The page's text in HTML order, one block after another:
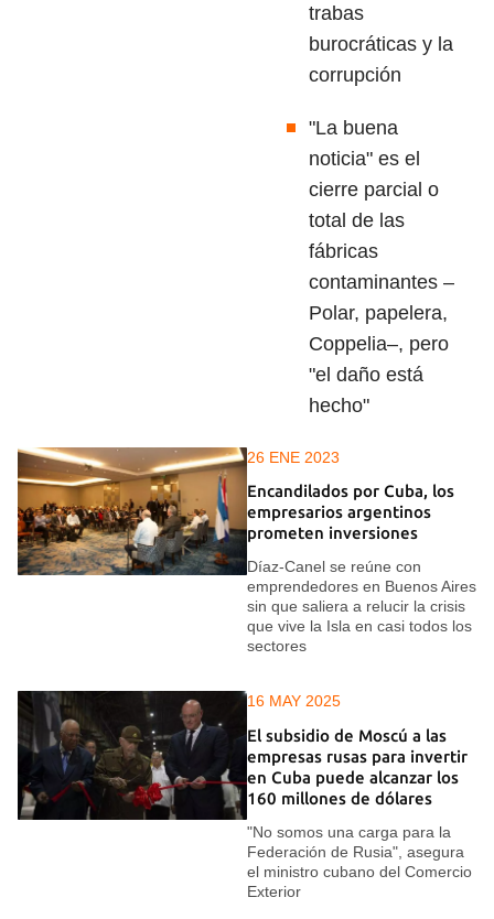
trabas
burocráticas y la
corrupción
"La buena
noticia" es el
cierre parcial o
total de las
fábricas
contaminantes –
Polar, papelera,
Coppelia–, pero
"el daño está
hecho"
26 ENE 2023
Encandilados por Cuba, los
empresarios argentinos
prometen inversiones
Díaz-Canel se reúne con
emprendedores en Buenos Aires
sin que saliera a relucir la crisis
que vive la Isla en casi todos los
sectores
16 MAY 2025
El subsidio de Moscú a las
empresas rusas para invertir
en Cuba puede alcanzar los
160 millones de dólares
"No somos una carga para la
Federación de Rusia", asegura
el ministro cubano del Comercio
Exterior